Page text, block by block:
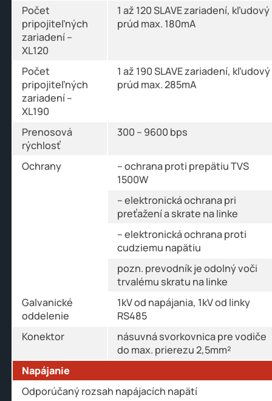
Počet
pripojiteľných
zariadení –
XL120
1 až 120 SLAVE zariadení, kľudový
prúd max. 180mA
Počet
pripojiteľných
zariadení –
XL190
1 až 190 SLAVE zariadení, kľudový
prúd max. 285mA
Prenosová
rýchlosť
300 – 9600 bps
Ochrany
– ochrana proti prepätiu TVS
1500W
– elektronická ochrana pri
preťažení a skrate na linke
– elektronická ochrana proti
cudziemu napätiu
pozn. prevodník je odolný voči
trvalému skratu na linke
Galvanické
oddelenie
1kV od napájania, 1kV od linky
RS485
Konektor
násuvná svorkovnica pre vodiče
do max. prierezu 2,5mm²
Napájanie
Odporúčaný rozsah napájacích napätí